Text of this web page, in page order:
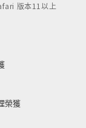
版本11以上
榮獲